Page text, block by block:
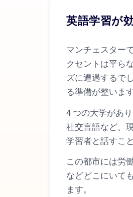
英語学習が
マンチェスター
クセントは平ら
ズに遭遇するで
る準備が整いま
4 つの大学があ
社交言語など、
学習者と話すこ
この都市には労
などどこにいて
ます。